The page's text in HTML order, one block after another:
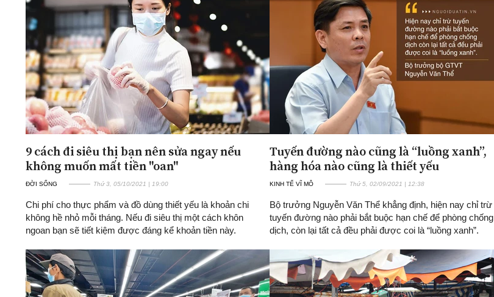
9 cách đi siêu thị bạn nên sửa ngay nếu
không muốn mất tiền "oan"
ĐỜI SỐNG Thứ 3, 05/10/2021 | 19:00
Chi phí cho thực phẩm và đồ dùng thiết yếu là khoản chi
không hề nhỏ mỗi tháng. Nếu đi siêu thị một cách khôn
ngoan bạn sẽ tiết kiệm được đáng kể khoản tiền này.
Tuyến đường nào cũng là “luồng xanh”,
hàng hóa nào cũng là thiết yếu
KINH TẾ VĨ MÔ Thứ 5, 02/09/2021 | 12:38
Bộ trưởng Nguyễn Văn Thể khẳng định, hiện nay chỉ trừ
tuyến đường nào phải bắt buộc hạn chế để phòng chống
dịch, còn lại tất cả đều phải được coi là “luồng xanh”.